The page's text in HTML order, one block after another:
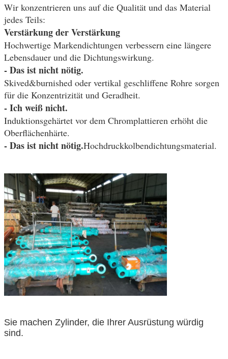
Wir konzentrieren uns auf die Qualität und das Material
jedes Teils:
Verstärkung der Verstärkung
Hochwertige Markendichtungen verbessern eine längere
Lebensdauer und die Dichtungswirkung.
- Das ist nicht nötig.
Skived&burnished oder vertikal geschliffene Rohre sorgen
für die Konzentrizität und Geradheit.
- Ich weiß nicht.
Induktionsgehärtet vor dem Chromplattieren erhöht die
Oberflächenhärte.
- Das ist nicht nötig.Hochdruckkolbendichtungsmaterial.
Sie machen Zylinder, die Ihrer Ausrüstung würdig
sind.